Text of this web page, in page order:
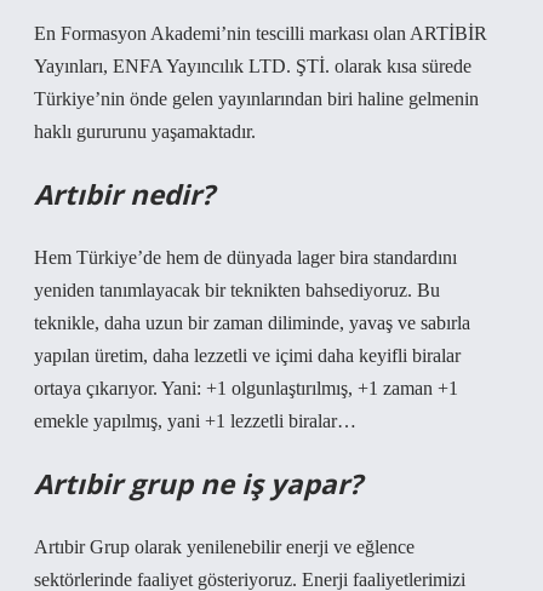
En Formasyon Akademi’nin tescilli markası olan ARTİBİR
Yayınları, ENFA Yayıncılık LTD. ŞTİ. olarak kısa sürede
Türkiye’nin önde gelen yayınlarından biri haline gelmenin
haklı gururunu yaşamaktadır.
Artıbir nedir?
Hem Türkiye’de hem de dünyada lager bira standardını
yeniden tanımlayacak bir teknikten bahsediyoruz. Bu
teknikle, daha uzun bir zaman diliminde, yavaş ve sabırla
yapılan üretim, daha lezzetli ve içimi daha keyifli biralar
ortaya çıkarıyor. Yani: +1 olgunlaştırılmış, +1 zaman +1
emekle yapılmış, yani +1 lezzetli biralar…
Artıbir grup ne iş yapar?
Artıbir Grup olarak yenilenebilir enerji ve eğlence
sektörlerinde faaliyet gösteriyoruz. Enerji faaliyetlerimizi